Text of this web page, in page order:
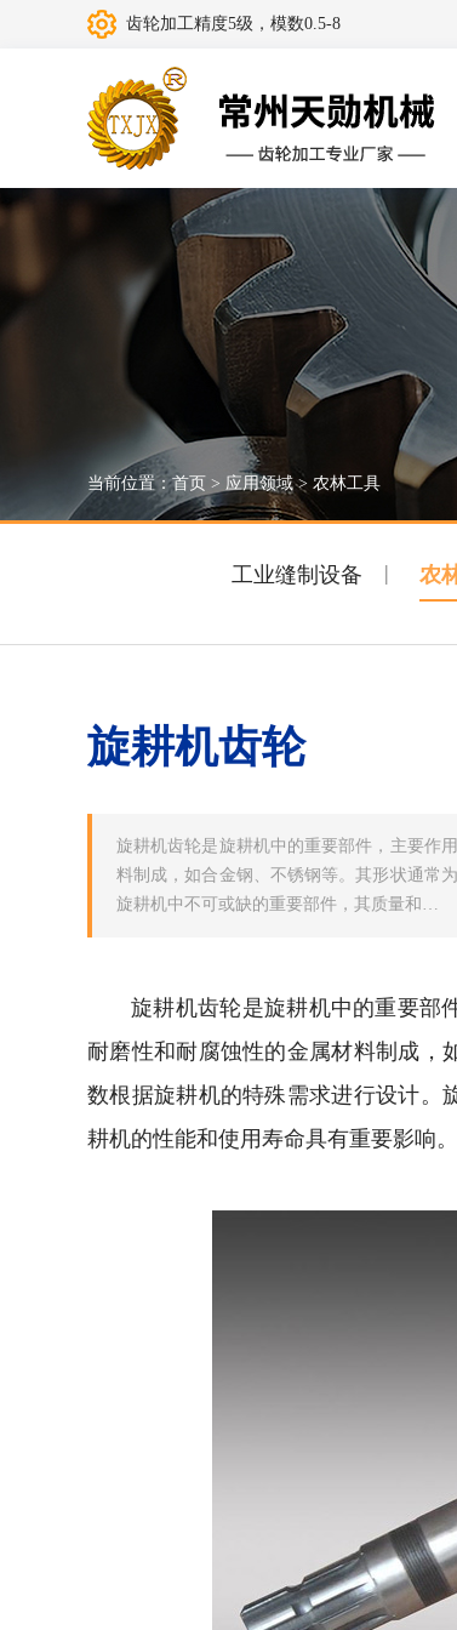
齿轮加工精度5级，模数0.5-8
当前位置：首页 > 应用领域> 农林工具
工业缝制设备 | 农
旋耕机齿轮
旋耕机齿轮是旋耕机中的重要部件，主要作
料制成，如合金钢、不锈钢等。其形状通常
旋耕机中不可或缺的重要部件，其质量和…
旋耕机齿轮是旋耕机中的重要部
耐磨性和耐腐蚀性的金属材料制成，
数根据旋耕机的特殊需求进行设计。
耕机的性能和使用寿命具有重要影响。